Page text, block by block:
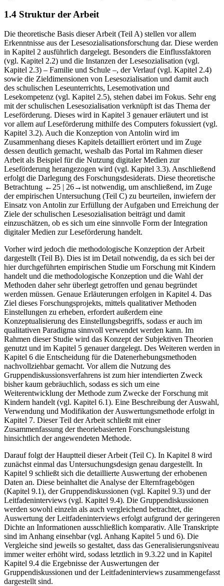
Die theoretische Basis dieser Arbeit (Teil A) stellen vor allem
Erkenntnisse aus der Lesesozialisationsforschung dar. Diese werden
in Kapitel2ausführlich dargelegt. Besonders die Einflussfaktoren
(vgl.Kapitel 2.2) und die Instanzen der Lesesozialisation (vgl.
Kapitel 2.3) – Familie und Schule –, der Verlauf (vgl. Kapitel 2.4
sowie die Zieldimensionen von Lesesozialisation und damit auch
des schulischen Leseunterrichts, Lesemotivation und
Lesekompetenz (vgl.Kapitel 2.5), stehen dabei im Fokus. Sehr eng
mit der schulischen Lesesozialisation verknüpft ist das Thema der
Leseförderung. Dieses wird in Kapitel3genauer erläutert und ist
vor allem auf Leseförderung mithilfe des Computers fokussiert (vgl.
Kapitel 3.2). Auch die Konzeption von Antolin wird im
Zusammenhang dieses Kapitels detailliert erörtert und im Zuge
dessen deutlich gemacht, weshalb das Portal im Rahmen dieser
Arbeit als Beispiel für die Nutzung digitaler Medien zur
Leseförderung herangezogen wird (vgl.Kapitel 3.3). Anschließend
erfolgt die Darlegung des Forschungsdesiderats. Diese theoretische
Betrachtung←25 |26→ist notwendig, um anschließend, im Zuge
der empirischen Untersuchung (Teil C) zu beurteilen, inwiefern der
Einsatz von Antolin zur Erfüllung der Aufgaben und Erreichung der
Ziele der schulischen Lesesozialisation beiträgt und damit
einzuschätzen, ob es sich um eine sinnvolle Form der Integration
Vorher wird jedoch die methodologische Konzeption der Arbeit
dargestellt (Teil B). Dies ist im Detail notwendig, da es sich bei der
hier durchgeführten empirischen Studie um Forschung mit Kindern
handelt und die methodologische Konzeption und die Wahl der
Methoden daher sehr überlegt getroffen und genau begründet
werden müssen. Genaue Erläuterungen erfolgen in Kapitel4. Das
Ziel dieses Forschungsprojekts, mittels qualitativer Methoden
Einstellungen zu erheben, erfordert außerdem eine
Konzeptualisierung des Einstellungsbegriffs, sodass er auch im
qualitativen Paradigma sinnvoll verwendet werden kann. Im
Rahmen dieser Studie wird das Konzept der Subjektiven Theorien
genutzt und im Kapitel5genauer dargelegt. Des Weiteren werden in
Kapitel6die Entscheidung für die Datenerhebungsmethoden
nachvollziehbar gemacht. Vor allem die Nutzung des
Gruppendiskussionsverfahrens ist zum hier intendierten Zweck
bisher kaum gebräuchlich, sodass es sich um eine
Weiterentwicklung der Methode zum Zwecke der Forschung mit
Kindern handelt (vgl.Kapitel 6.1). Eine Beschreibung der Auswahl,
Verwendung und Modifikation der Auswertungsmethode erfolgt in
Kapitel7. Dieser Teil der Arbeit schließt mit einer
Zusammenfassung der theoriebasierten Forschungsleistung
Darauf folgt der Hauptteil dieser Arbeit (Teil C). In Kapitel8 wird
zunächst einmal das Untersuchungsdesign genau dargestellt. In
Kapitel9schließt sich die detaillierte Auswertung der erhobenen
Daten an. Diese beinhaltet die Analyse der Elternfragebögen
(Kapitel 9.1), der Gruppendiskussionen (vgl.Kapitel 9.3) und der
Leitfadeninterviews (vgl.Kapitel 9.4). Die Gruppendiskussionen
werden sowohl einzeln als auch vergleichend betrachtet, die
Auswertung der Leitfadeninterviews erfolgt aufgrund der geringeren
Dichte an Informationen ausschließlich komparativ. Alle Transkripte
sind im Anhang einsehbar (vgl. Anhang Kapitel5und6). Die
Vergleiche sind jeweils so gestaltet, dass das Generalisierungsniveau
immer weiter erhöht wird, sodass letztlich in9.3.22
Kapitel 9.4die Ergebnisse der Auswertungen der
Gruppendiskussionen und der Leitfadeninterviews zusammengefasst